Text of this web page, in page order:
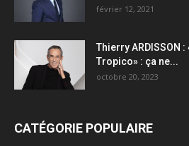
février 12, 2021
Thierry ARDISSON :
Tropico» : ça ne...
octobre 20, 2023
CATÉGORIE POPULAIRE